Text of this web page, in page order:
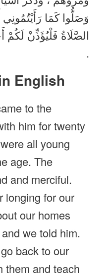
وَصَلُّوا كَمَا
الصَّلَاةُ فَلْيُؤَذِّنْ لَكُمْ
.
English
to the
him for twenty
all young
age. The
and merciful.
longing for our
our homes
we told him.
back to our
them and teach